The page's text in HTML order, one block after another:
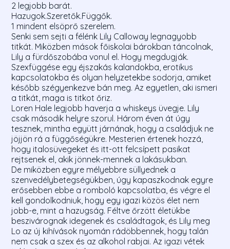
2 legjobb barát.
Hazugok.Szeretők.Függők.
1 mindent elsöprő szerelem.
Senki sem sejti a félénk Lily Calloway legnagyobb
titkát. Miközben mások főiskolai bárokban táncolnak,
Lily a fürdőszobába vonul el. Hogy megdugják.
Szexfüggése egy éjszakás kalandokba, erotikus
kapcsolatokba és olyan helyzetekbe sodorja, amiket
később szégyenkezve bán meg. Az egyetlen, aki ismeri
a titkát, maga is titkot őriz.
Loren Hale legjobb haverja a whiskeys üvegje. Lily
csak második helyre szorul. Három éven át úgy
tesznek, mintha együtt járnának, hogy a családjuk ne
jöjjön rá a függőségükre. Mesterien értenek hozzá,
hogy italosüvegeket és itt-ott felcsípett pasikat
rejtsenek el, akik jönnek-mennek a lakásukban.
De miközben egyre mélyebbre süllyednek a
szenvedélybetegségükben, úgy kapaszkodnak egyre
erősebben ebbe a romboló kapcsolatba, és végre el
kell gondolkodniuk, hogy egy igazi közös élet nem
jobb-e, mint a hazugság. Féltve őrzött életükbe
beszivárognak idegenek és családtagok, és Lily meg
Lo az új kihívások nyomán rádöbbennek, hogy talán
nem csak a szex és az alkohol rabjai. Az igazi vétek